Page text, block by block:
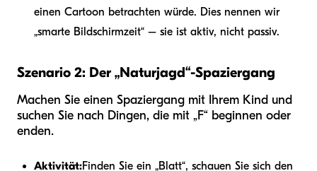
einen Cartoon betrachten würde. Dies nennen wir
„smarte Bildschirmzeit“ – sie ist aktiv, nicht passiv.
Szenario 2: Der „Naturjagd“-Spaziergang
Machen Sie einen Spaziergang mit Ihrem Kind und
suchen Sie nach Dingen, die mit „F“ beginnen oder
enden.
Aktivität:Finden Sie ein „Blatt“, schauen Sie sich den